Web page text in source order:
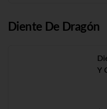
Diente De Dragón
Y